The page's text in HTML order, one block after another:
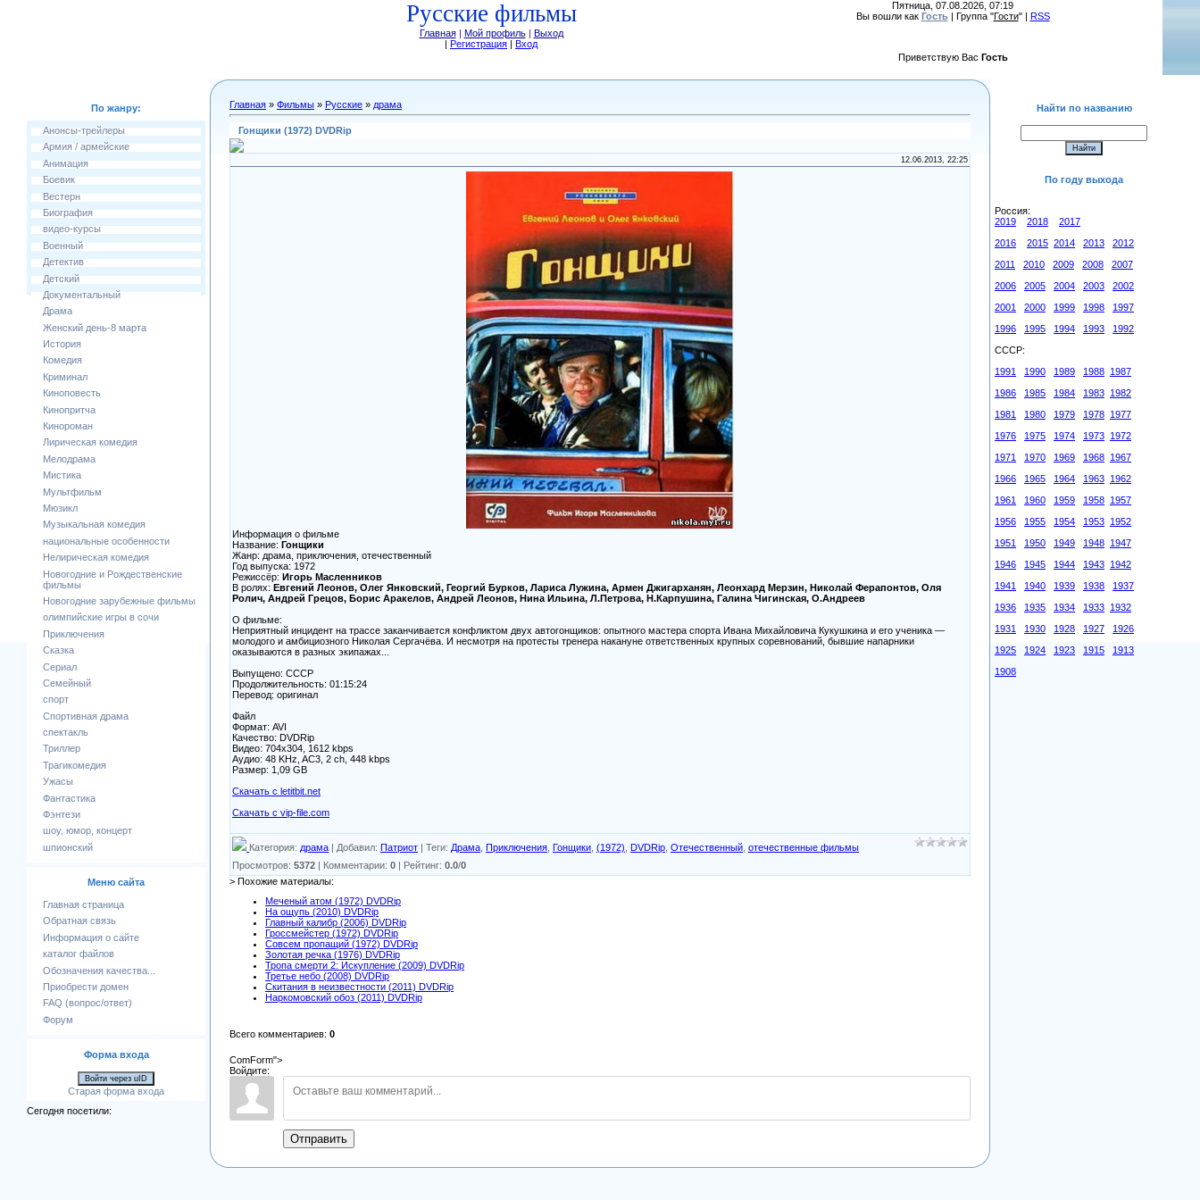
Русские фильмы
Главная| Мой профиль| Выход
| Регистрация | Вход
Пятница, 07.08.2026, 07:19
Вы вошли как Гость| Группа "Гости" | RSS
Приветствую Вас Гость
По жанру:
Анонсы-трейлеры
Армия / армейские
Анимация
Боевик
Вестерн
Биография
видео-курсы
Военный
Детектив
Детский
Документальный
Драма
Женский день-8 марта
История
Комедия
Криминал
Киноповесть
Кинопритча
Кинороман
Лирическая комедия
Мелодрама
Мистика
Мультфильм
Мюзикл
Музыкальная комедия
национальные особенности
Нелирическая комедия
Новогодние и Рождественские
фильмы
Новогодние зарубежные фильмы
олимпийские игры в сочи
Приключения
Сказка
Сериал
Семейный
спорт
Спортивная драма
спектакль
Триллер
Трагикомедия
Ужасы
Фантастика
Фэнтези
шоу, юмор, концерт
шпионский
Меню сайта
Главная страница
Обратная связь
Информация о сайте
каталог файлов
Обозначения качества...
Приобрести домен
FAQ (вопрос/ответ)
Форум
Форма входа
Войти через uID
Старая форма входа
Сегодня посетили:
Главная » Фильмы » Русские » драма
Гонщики (1972) DVDRip
12.06.2013, 22:25
Информация о фильме
Название: Гонщики
Жанр: драма, приключения, отечественный
Год выпуска: 1972
Режиссёр: Игорь Масленников
В ролях: Евгений Леонов, Олег Янковский, Георгий Бурков, Лариса Лужина, Армен Джигарханян, Леонхард Мерзин, Николай Ферапонтов, Оля
Ролич, Андрей Грецов, Борис Аракелов, Андрей Леонов, Нина Ильина, Л.Петрова, Н.Карпушина, Галина Чигинская, О.Андреев
О фильме:
Неприятный инцидент на трассе заканчивается конфликтом двух автогонщиков: опытного мастера спорта Ивана Михайловича Кукушкина и его ученика —
молодого и амбициозного Николая Сергачёва. И несмотря на протесты тренера накануне ответственных крупных соревнований, бывшие напарники
оказываются в разных экипажах...
Выпущено: СССР
Продолжительность: 01:15:24
Перевод: оригинал
Файл
Формат: AVI
Качество: DVDRip
Видео: 704x304, 1612 kbps
Аудио: 48 KHz, AC3, 2 ch, 448 kbps
Размер: 1,09 GB
Скачать с letitbit.net
Скачать с vip-file.com
Категория: драма | Добавил: Патриот | Теги: Драма Приключения Гонщики (1972) DVDRip Отечественный отечественные фильмы
Просмотров: 5372 | Комментарии: 0 | Рейтинг: 0.0/0
> Похожие материалы:
Меченый атом (1972) DVDRip
На ощупь (2010) DVDRip
Главный калибр (2006) DVDRip
Гроссмейстер (1972) DVDRip
Совсем пропащий (1972) DVDRip
Золотая речка (1976) DVDRip
Тропа смерти 2: Искупление (2009) DVDRip
Третье небо (2008) DVDRip
Скитания в неизвестности (2011) DVDRip
Наркомовский обоз (2011) DVDRip
Всего комментариев: 0
ComForm">
Войдите:
Отправить
Найти по названию
По году выхода
Россия:
2019
2018
2017
2016
2015 2014 2013
2012
2011
2010 2009 2008
2007
2006
2005 2004 2003
2002
2001
2000 1999 1998
1997
1996
1995 1994 1993
1992
СССР:
1991
1990 1989 1988 1987
1986
1985 1984 1983 1982
1981
1980 1979 1978 1977
1976
1975 1974 1973 1972
1971
1970 1969 1968 1967
1966
1965 1964 1963 1962
1961
1960 1959 1958 1957
1956
1955 1954 1953 1952
1951
1950 1949 1948 1947
1946
1945 1944 1943 1942
1941
1940 1939 1938
1937
1936
1935 1934 1933 1932
1931
1930 1928 1927
1926
1925
1924 1923 1915
1913
1908